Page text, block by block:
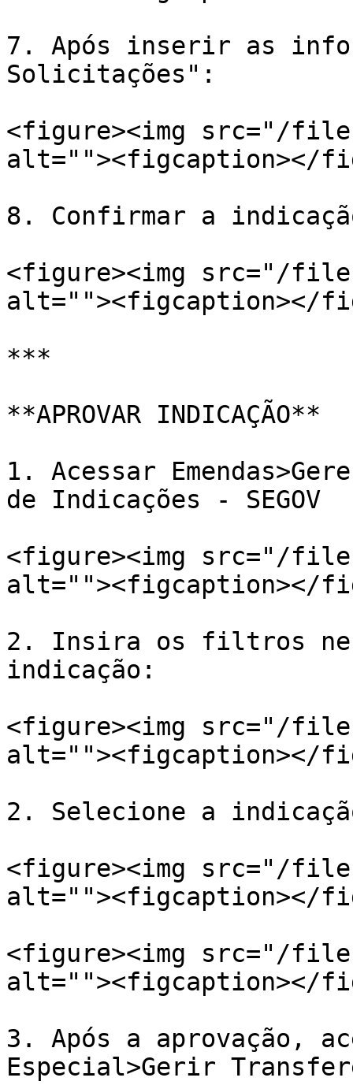
7. Após inserir as
Solicitações":
<figure><img src="/files/
alt=""><figcaption></
8. Confirmar a
<figure><img src="/files/
alt=""><figcaption></
***
**APROVAR INDICAÇÃO**
1. Acessar
de Indicações - SEGOV
<figure><img src="/
alt=""><figcaption></
2. Insira os filtros
indicação:
<figure><img src="/
alt=""><figcaption></
2. Selecione a
<figure><img src="/files/
alt=""><figcaption></
<figure><img src="/files/
alt=""><figcaption></
3. Após a aprovação,
Especial>Gerir